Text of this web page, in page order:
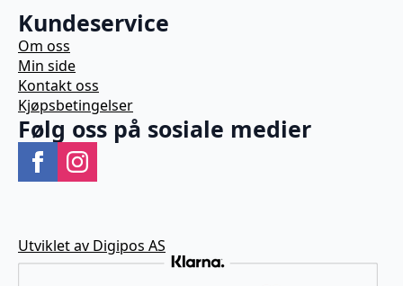
Kundeservice
Om oss
Min side
Kontakt oss
Kjøpsbetingelser
Følg oss på sosiale medier
Utviklet av Digipos AS